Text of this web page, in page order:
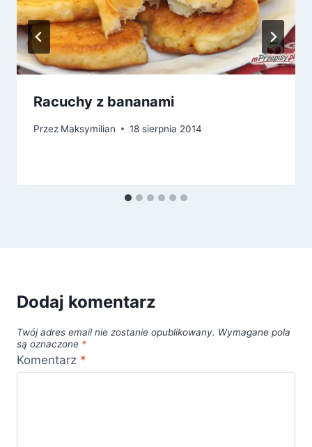
Racuchy z bananami
Przez Maksymilian 18 sierpnia 2014
Dodaj komentarz
Twój adres email nie zostanie opublikowany. Wymagane pola
są oznaczone *
Komentarz *